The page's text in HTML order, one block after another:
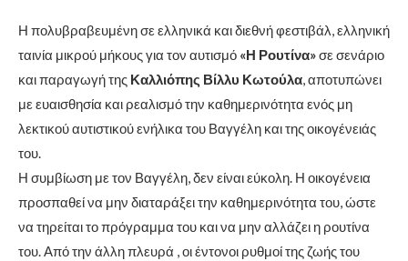
Η πολυβραβευμένη σε ελληνικά και διεθνή φεστιβάλ, ελληνική
ταινία μικρού μήκους για τον αυτισμό «Η Ρουτίνα»σε σενάριο
και παραγωγή της Καλλιόπης Βίλλυ Κωτούλα, αποτυπώνει
με ευαισθησία και ρεαλισμό την καθημερινότητα ενός μη
λεκτικού αυτιστικού ενήλικα του Βαγγέλη και της οικογένειάς
του.
Η συμβίωση με τον Βαγγέλη, δεν είναι εύκολη. Η οικογένεια
προσπαθεί να μην διαταράξει την καθημερινότητα του, ώστε
να τηρείται το πρόγραμμα του και να μην αλλάζει η ρουτίνα
του. Από την άλλη πλευρά , οι έντονοι ρυθμοί της ζωής του